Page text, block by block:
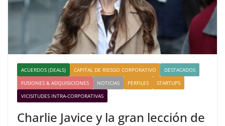
ACUERDOS (DEALS) CAPITAL DE RIESGO CORPORATIVO
DESTACADOS
FUSIONES & ADQUISICIONES
NOTICIAS PERFILES
STARTUPS
VICISITUDES INTRA-CORPORATIVAS
Charlie Javice y la gran lección de